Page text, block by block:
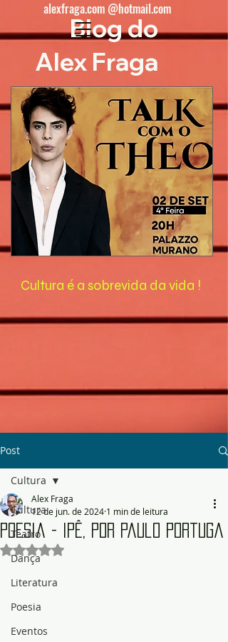
Cultura é a sobrevida da vida !
Blog do
Alex Fraga
alexfraga.com @hotmail.com
Post
Cultura
Teatro
Dança
Literatura
Poesia
Eventos
Cultura
Poesia - Ipê, por Paulo Portuga
Alex Fraga
12 de jun. de 2024 1 min de leitura
Avaliado com NaN de 5 estrelas.